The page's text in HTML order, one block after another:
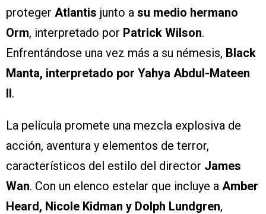
proteger Atlantis junto a su medio hermano
Orm, interpretado por Patrick Wilson.
Enfrentándose una vez más a su némesis, Black
Manta, interpretado por Yahya Abdul-Mateen
II.
La película promete una mezcla explosiva de
acción, aventura y elementos de terror,
característicos del estilo del director James
Wan. Con un elenco estelar que incluye a Amber
Heard, Nicole Kidman y Dolph Lundgren,